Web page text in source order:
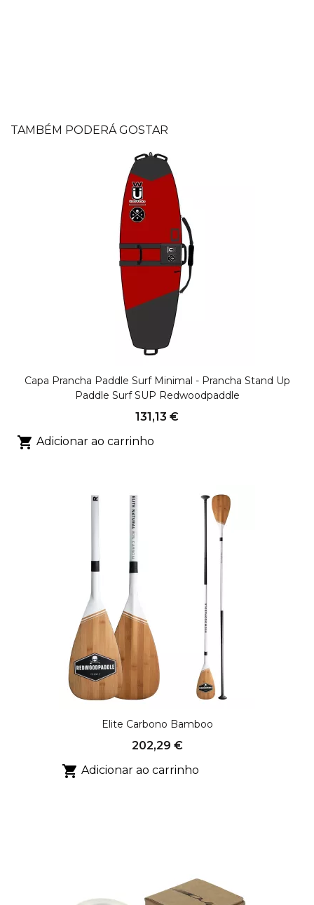
TAMBÉM PODERÁ GOSTAR
Capa Prancha Paddle Surf Minimal - Prancha Stand Up
Paddle Surf SUP Redwoodpaddle
131,13 €
 Adicionar ao carrinho
Elite Carbono Bamboo
202,29 €
 Adicionar ao carrinho